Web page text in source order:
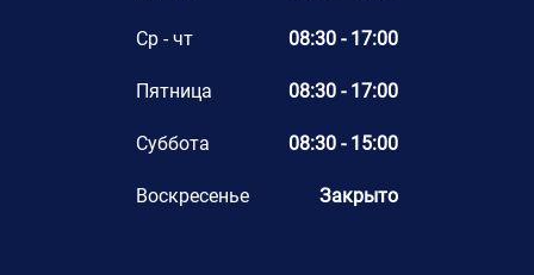
Ср - чт 08:30 - 17:00
Пятница 08:30 - 17:00
Суббота 08:30 - 15:00
Воскресенье Закрыто